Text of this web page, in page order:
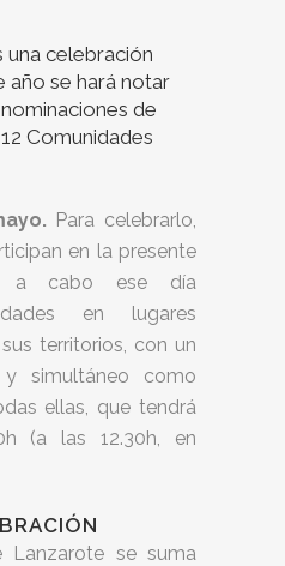
una celebración
año se hará notar
de
Comunidades
Para celebrarlo,
en la presente
a cabo ese día
en lugares
territorios, con un
simultáneo como
ellas, que tendrá
(a las 12.30h, en
Lanzarote se suma